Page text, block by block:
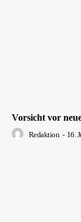
Vorsicht vor
Redaktion - 16.